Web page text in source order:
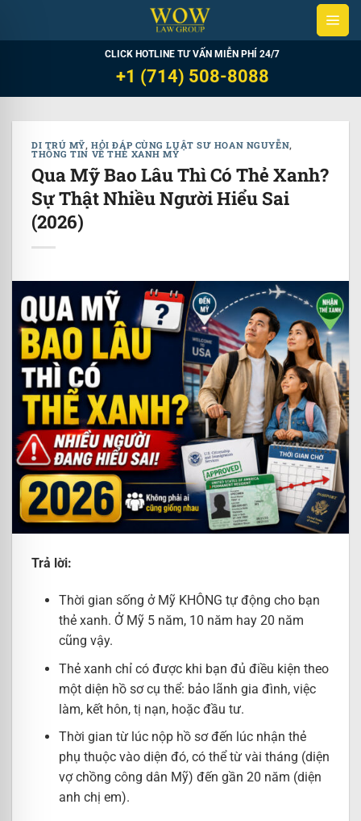
CLICK HOTLINE TƯ VẤN MIỄN PHÍ 24/7
+1 (714) 508-8088
DI TRÚ MỸ,HỎI ĐÁP CÙNG LUẬT SƯ HOAN NGUYỄN,
THÔNG TIN VỀ THẺ XANH MỸ
Qua Mỹ Bao Lâu Thì Có Thẻ Xanh?
Sự Thật Nhiều Người Hiểu Sai
(2026)
Trả lời:
Thời gian sống ở Mỹ KHÔNG tự động cho bạn
thẻ xanh. Ở Mỹ 5 năm, 10 năm hay 20 năm
cũng vậy.
Thẻ xanh chỉ có được khi bạn đủ điều kiện theo
một diện hồ sơ cụ thể: bảo lãnh gia đình, việc
làm, kết hôn, tị nạn, hoặc đầu tư.
Thời gian từ lúc nộp hồ sơ đến lúc nhận thẻ
phụ thuộc vào diện đó, có thể từ vài tháng (diện
vợ chồng công dân Mỹ) đến gần 20 năm (diện
anh chị em).